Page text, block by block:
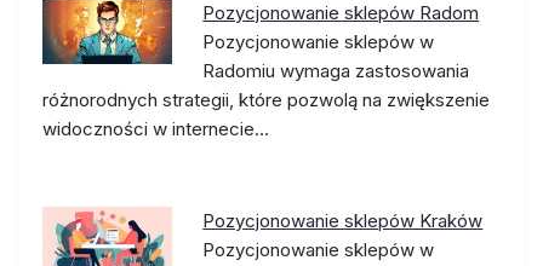
Pozycjonowanie sklepów Radom
Pozycjonowanie sklepów w
Radomiu wymaga zastosowania
różnorodnych strategii, które pozwolą na zwiększenie
widoczności w internecie…
Pozycjonowanie sklepów Kraków
Pozycjonowanie sklepów w